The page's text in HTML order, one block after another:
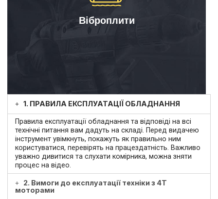
Віброплити
1. ПРАВИЛА ЕКСПЛУАТАЦІЇ ОБЛАДНАННЯ
Правила експлуатації обладнання та відповіді на всі
технічні питання вам дадуть на складі. Перед видачею
інструмент увімкнуть, покажуть як правильно ним
користуватися, перевірять на працездатність. Важливо
уважно дивитися та слухати комірника, можна зняти
процес на відео.
2. Вимоги до експлуатації техніки з 4Т
моторами